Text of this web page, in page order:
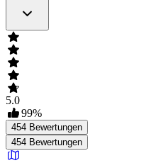
5.0
99%
454 Bewertungen
454 Bewertungen